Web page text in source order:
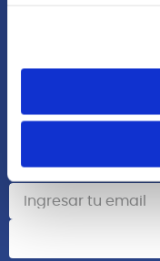
Suscribete